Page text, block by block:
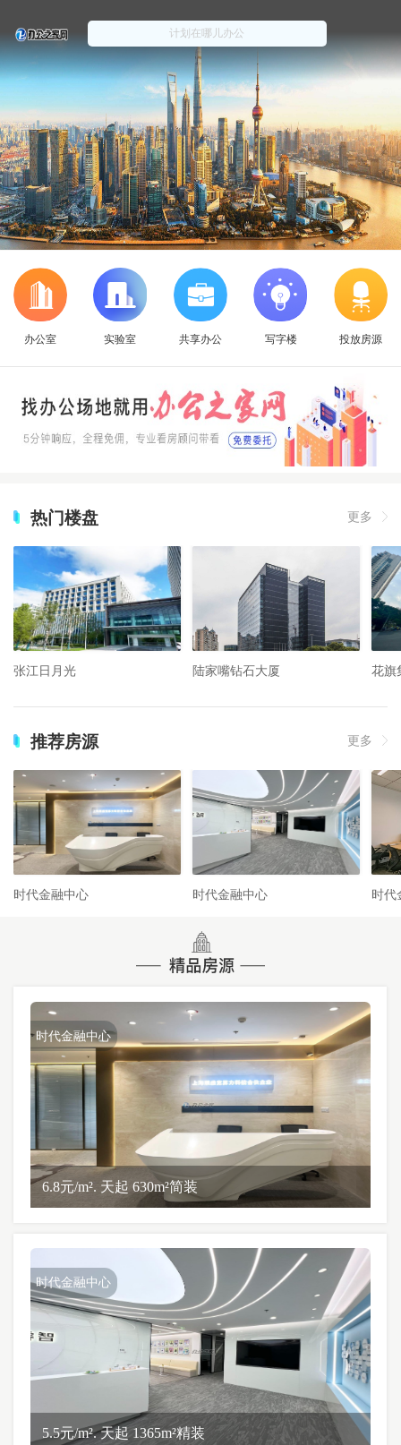
办公室 实验室 共享办公 写字楼 投放房源
热门楼盘 更多
张江日月光 陆家嘴钻石大厦 花旗
推荐房源 更多
时代金融中心 时代金融中心 时代
时代金融中心
6.8元/m². 天起 630m²简装
时代金融中心
5.5元/m². 天起 1365m²精装